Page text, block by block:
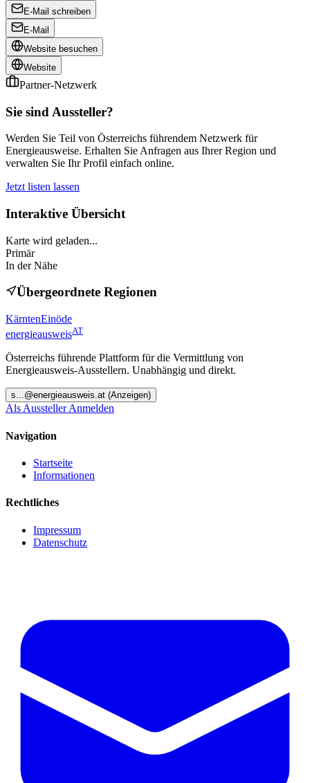
E-Mail schreiben
E-Mail
Website besuchen
Website
Partner-Netzwerk
Sie sind Aussteller?
Werden Sie Teil von Österreichs führendem Netzwerk für
Energieausweise. Erhalten Sie Anfragen aus Ihrer Region und
verwalten Sie Ihr Profil einfach online.
Jetzt listen lassen
Interaktive Übersicht
Karte wird geladen...
Primär
In der Nähe
Übergeordnete Regionen
KärntenEinöde
energieausweisAT
Österreichs führende Plattform für die Vermittlung von
Energieausweis-Ausstellern. Unabhängig und direkt.
s...@energieausweis.at (Anzeigen)
Als Aussteller Anmelden
Navigation
Startseite
Informationen
Rechtliches
Impressum
Datenschutz